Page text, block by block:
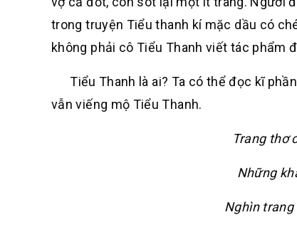
trong truyện Tiểu thanh kí mặc dầu có
không phải cô Tiểu Thanh viết tác phẩm
Tiểu Thanh là ai? Ta có thể đọc kĩ
vẫn viếng mộ Tiểu Thanh.
Trang thơ
Những
Nghìn